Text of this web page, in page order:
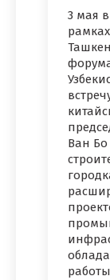
3 мая
Ван